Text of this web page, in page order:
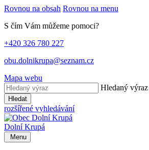
Rovnou na obsah Rovnou na menu
S čím Vám můžeme pomoci?
+420 326 780 227
obu.dolnikrupa@seznam.cz
Mapa webu
Hledaný výraz
Hledat
rozšířené vyhledávání
Dolní Krupá
Menu